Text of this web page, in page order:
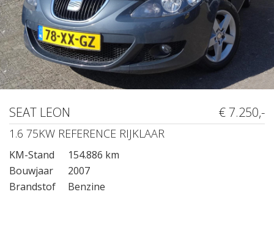
SEAT LEON € 7.250,-
1.6 75KW REFERENCE RIJKLAAR
KM-Stand
154.886 km
Bouwjaar
2007
Brandstof
Benzine